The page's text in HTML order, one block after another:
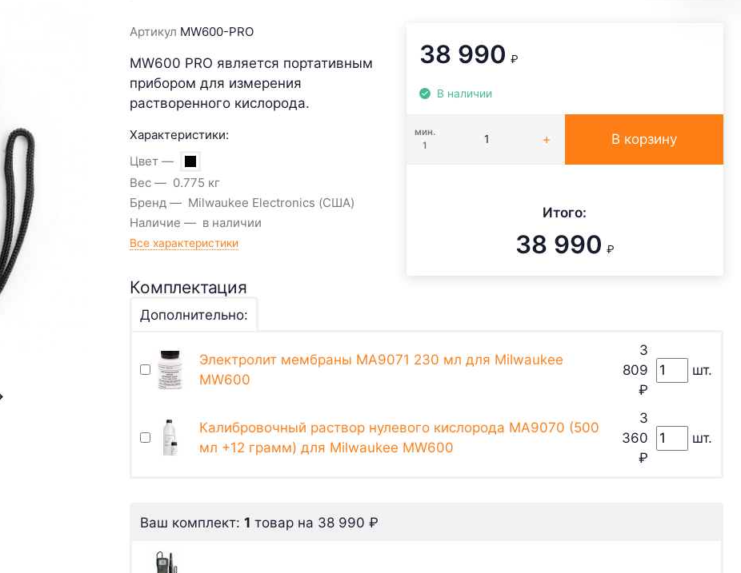
Артикул MW600-PRO
MW600 PRO является портативным
прибором для измерения
растворенного кислорода.
Характеристики:
Цвет
Вес
0.775 кг
Бренд
Milwaukee Electronics (США)
Наличие
в наличии
Все характеристики
38 990 ₽
В наличии
мин.
1
В корзину
Итого:
38 990 ₽
Комплектация
Дополнительно:
Электролит мембраны MA9071 230 мл для Milwaukee
MW600
3
809
₽
шт.
Калибровочный раствор нулевого кислорода MA9070 (500
мл +12 грамм) для Milwaukee MW600
3
360
₽
шт.
Ваш комплект:1 товар на 38 990₽